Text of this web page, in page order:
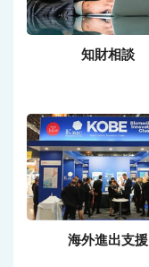
知財相談
海外進出支援